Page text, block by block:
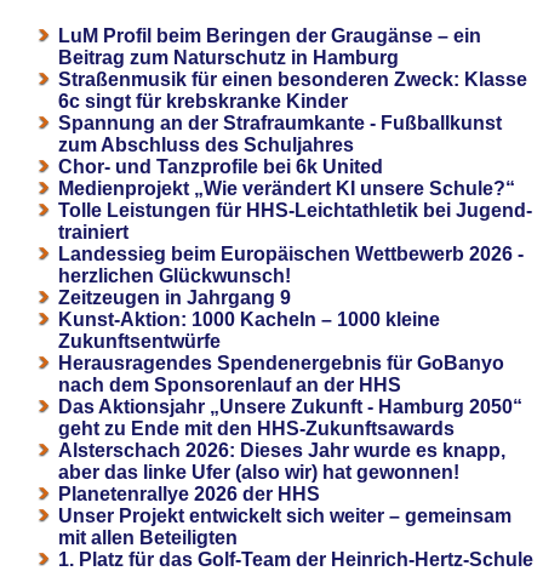
LuM Profil beim Beringen der Graugänse – ein
Beitrag zum Naturschutz in Hamburg
Straßenmusik für einen besonderen Zweck: Klasse
6c singt für krebskranke Kinder
Spannung an der Strafraumkante - Fußballkunst
zum Abschluss des Schuljahres
Chor- und Tanzprofile bei 6k United
Medienprojekt „Wie verändert KI unsere Schule?“
Tolle Leistungen für HHS-Leichtathletik bei Jugend-
trainiert
Landessieg beim Europäischen Wettbewerb 2026 -
herzlichen Glückwunsch!
Zeitzeugen in Jahrgang 9
Kunst-Aktion: 1000 Kacheln – 1000 kleine
Zukunftsentwürfe
Herausragendes Spendenergebnis für GoBanyo
nach dem Sponsorenlauf an der HHS
Das Aktionsjahr „Unsere Zukunft - Hamburg 2050“
geht zu Ende mit den HHS-Zukunftsawards
Alsterschach 2026: Dieses Jahr wurde es knapp,
aber das linke Ufer (also wir) hat gewonnen!
Planetenrallye 2026 der HHS
Unser Projekt entwickelt sich weiter – gemeinsam
mit allen Beteiligten
1. Platz für das Golf-Team der Heinrich-Hertz-Schule